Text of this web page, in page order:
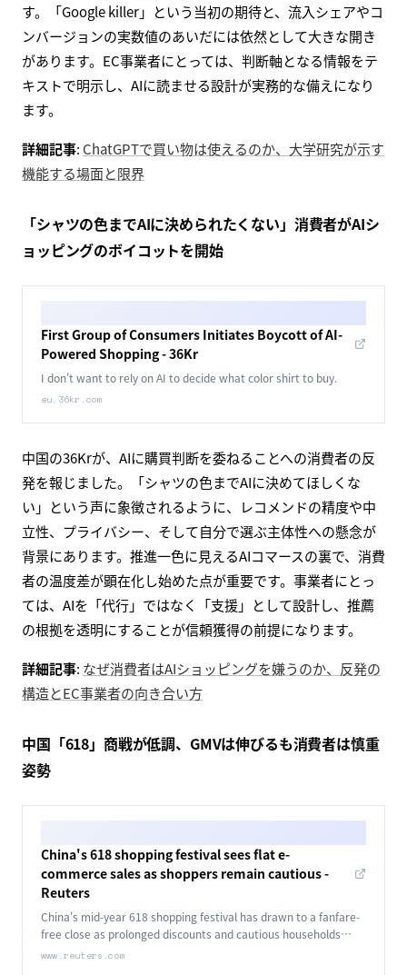
す。「Google killer」という当初の期待と、流入シェアやコ
ンバージョンの実数値のあいだには依然として大きな開き
があります。EC事業者にとっては、判断軸となる情報をテ
キストで明示し、AIに読ませる設計が実務的な備えになり
ます。
詳細記事: ChatGPTで買い物は使えるのか、大学研究が示す
機能する場面と限界
「シャツの色までAIに決められたくない」消費者がAIシ
ョッピングのボイコットを開始
First Group of Consumers Initiates Boycott of AI-
Powered Shopping - 36Kr
I don't want to rely on AI to decide what color shirt to buy.
eu.36kr.com
発を報じました。「シャツの色までAIに決めてほしくな
い」という声に象徴されるように、レコメンドの精度や中
背景にあります。推進一色に見えるAIコマースの裏で、消費
者の温度差が顕在化し始めた点が重要です。事業者にとっ
ては、AIを「代行」ではなく「支援」として設計し、推薦
詳細記事:なぜ消費者はAIショッピングを嫌うのか、反発の
構造とEC事業者の向き合い方
中国「618」商戦が低調、GMVは伸びるも消費者は慎重